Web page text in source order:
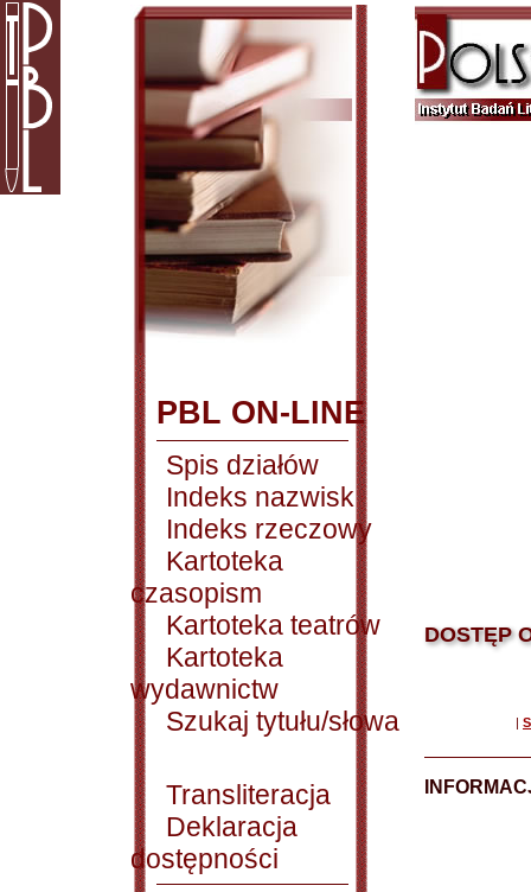
PBL ON-LINE
Spis działów
Indeks nazwisk
Indeks rzeczowy
Kartoteka
czasopism
Kartoteka teatrów
Kartoteka
wydawnictw
Szukaj tytułu/słowa
Transliteracja
Deklaracja
dostępności
DOSTĘP
|